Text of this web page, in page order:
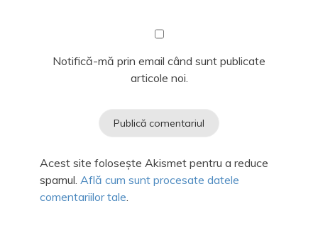
Notifică-mă prin email când sunt publicate
articole noi.
Acest site folosește Akismet pentru a reduce
spamul. Află cum sunt procesate datele
comentariilor tale.